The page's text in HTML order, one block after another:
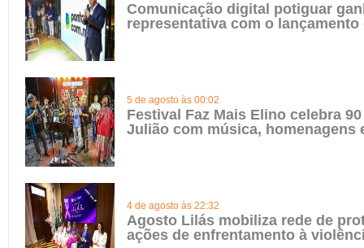
Comunicação digital potiguar
representativa com o lançamento
5 de agosto às 00:02
Festival Faz Mais Elino celebra
Julião com música, homenagens
4 de agosto às 22:32
Agosto Lilás mobiliza rede de
ações de enfrentamento à